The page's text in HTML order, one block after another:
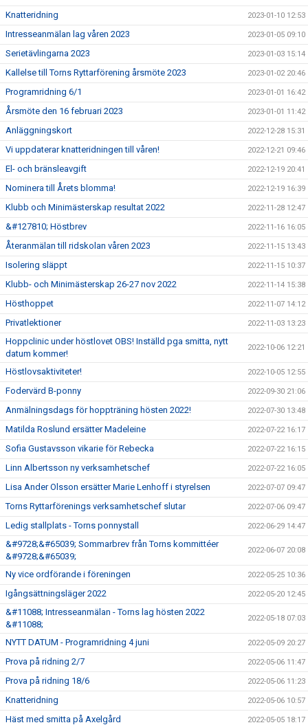
Knatteridning 2023-01-10 12:53
Intresseanmälan lag våren 2023 2023-01-05 09:10
Serietävlingarna 2023 2023-01-03 15:14
Kallelse till Torns Ryttarförening årsmöte 2023 2023-01-02 20:46
Programridning 6/1 2023-01-01 16:42
Årsmöte den 16 februari 2023 2023-01-01 11:42
Anläggningskort 2022-12-28 15:31
Vi uppdaterar knatteridningen till våren! 2022-12-21 09:46
El- och bränsleavgift 2022-12-19 20:41
Nominera till Årets blomma! 2022-12-19 16:39
Klubb och Minimästerskap resultat 2022 2022-11-28 12:47
&#127810; Höstbrev 2022-11-16 16:05
Återanmälan till ridskolan våren 2023 2022-11-15 13:43
Isolering släppt 2022-11-15 10:37
Klubb- och Minimästerskap 26-27 nov 2022 2022-11-14 15:38
Hösthoppet 2022-11-07 14:12
Privatlektioner 2022-11-03 13:23
Hoppclinic under höstlovet OBS! Inställd pga smitta, nytt
datum kommer!
2022-10-06 12:21
Höstlovsaktiviteter! 2022-10-05 12:55
Fodervärd B-ponny 2022-09-30 21:06
Anmälningsdags för hoppträning hösten 2022! 2022-07-30 13:48
Matilda Roslund ersätter Madeleine 2022-07-22 16:17
Sofia Gustavsson vikarie för Rebecka 2022-07-22 16:15
Linn Albertsson ny verksamhetschef 2022-07-22 16:05
Lisa Ander Olsson ersätter Marie Lenhoff i styrelsen 2022-07-07 09:47
Torns Ryttarförenings verksamhetschef slutar 2022-07-06 09:47
Ledig stallplats - Torns ponnystall 2022-06-29 14:47
&#9728;&#65039; Sommarbrev från Torns kommittéer
&#9728;&#65039;
2022-06-07 20:08
Ny vice ordförande i föreningen 2022-05-25 10:36
Igångsättningsläger 2022 2022-05-20 12:45
&#11088; Intresseanmälan - Torns lag hösten 2022
&#11088;
2022-05-18 07:03
NYTT DATUM - Programridning 4 juni 2022-05-09 20:27
Prova på ridning 2/7 2022-05-06 11:47
Prova på ridning 18/6 2022-05-06 11:23
Knatteridning 2022-05-06 10:57
Häst med smitta på Axelgård 2022-05-05 18:17